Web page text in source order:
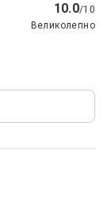
10.0/10
Великолепно